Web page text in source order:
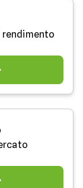
rendimento